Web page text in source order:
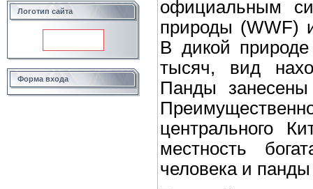
Логотип сайта
Форма входа
официальным
природы (WWF)
В дикой природе
тысяч, вид
Панды
центрального
местность
человека и